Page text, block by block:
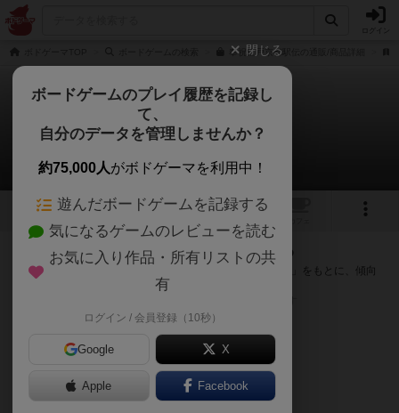
奉祝江戸京都駅伝の通販/商品詳細
奉祝江戸京都駅伝
次のおすすめボードゲーム
10 1
『奉祝江戸京都駅伝』が好きな方へのおすすめ
このゲームのトップページで投票された「プレイ感の評価」をもとに、傾向
が近いボードゲームをランキング形式で紹介します。
閉じる
ボードゲームのプレイ履歴を記録し
て、
自分のデータを管理しませんか？
約75,000人がボドゲーマを利用中！
遊んだボードゲームを記録する
気になるゲームのレビューを読む
お気に入り作品・所有リストの共
有
ログイン / 会員登録（10秒）
Google X
Apple Facebook